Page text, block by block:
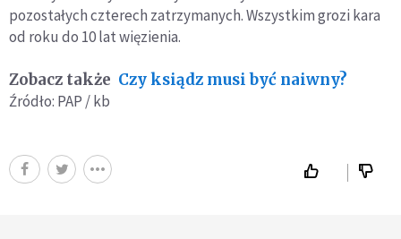
pozostałych czterech zatrzymanych. Wszystkim grozi kara
od roku do 10 lat więzienia.
Zobacz także Czy ksiądz musi być naiwny?
Źródło: PAP / kb